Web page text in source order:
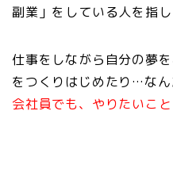
副業」をしている人を指し
仕事をしながら自分の夢
をつくりはじめたり…な
会社員でも、やりたいこ